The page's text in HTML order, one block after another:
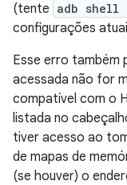
(tente adb shell
configurações
Esse erro também
acessada não for
compatível com o
listada no
tiver acesso ao
de mapas de
(se houver) o